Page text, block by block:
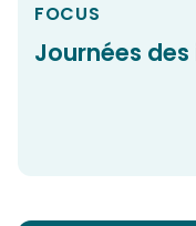
FOCUS
Journées